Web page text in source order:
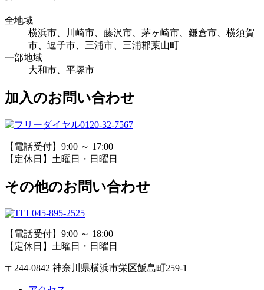
全地域
横浜市、川崎市、藤沢市、茅ヶ崎市、鎌倉市、横須賀
市、逗子市、三浦市、三浦郡葉山町
一部地域
大和市、平塚市
加入のお問い合わせ
0120-32-7567
【電話受付】9:00 ～ 17:00
【定休日】土曜日・日曜日
その他のお問い合わせ
045-895-2525
【電話受付】9:00 ～ 18:00
【定休日】土曜日・日曜日
〒244-0842 神奈川県横浜市栄区飯島町259-1